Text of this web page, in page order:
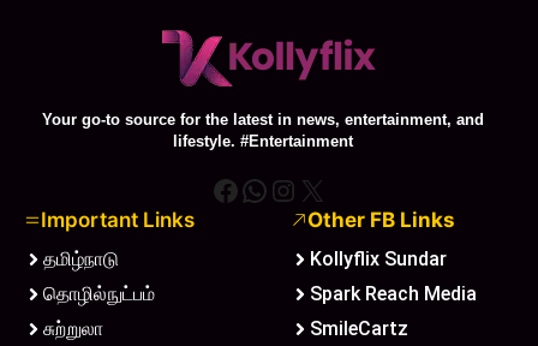
Your go-to source for the latest in news, entertainment, and
lifestyle. #Entertainment
Facebook
WhatsApp
Instagram
X
Important Links
தமிழ்நாடு
தொழில்நுட்பம்
சுற்றுலா
Other FB Links
Kollyflix Sundar
Spark Reach Media
SmileCartz